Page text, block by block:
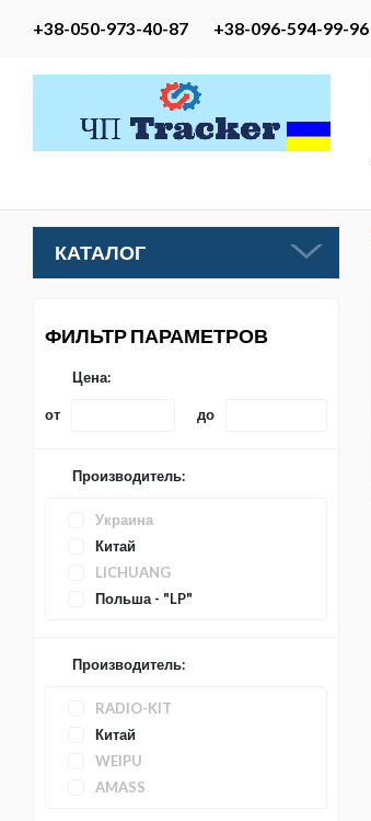
+38-050-973-40-87 +38-096-594-99-96
КАТАЛОГ
ФИЛЬТР ПАРАМЕТРОВ
Цена:
от до
Производитель:
Украина
Китай
LICHUANG
Польша - "LP"
Производитель:
RADIO-KIT
Китай
WEIPU
AMASS